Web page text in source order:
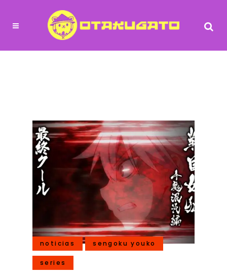
noticias sengoku youko
series